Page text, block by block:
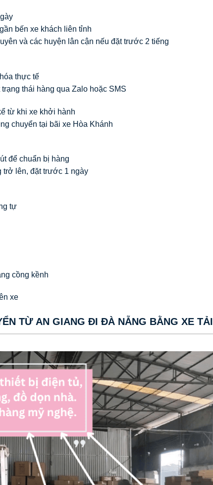
bến xe khách liên tỉnh
và các huyện lân cận nếu đặt trước 2 tiếng
thực tế
thái hàng qua Zalo hoặc SMS
từ khi xe khởi hành
chuyển tại bãi xe Hòa Khánh
để chuẩn bị hàng
trở lên, đặt trước 1 ngày
tự
cồng kềnh
xe
TỪ AN GIANG ĐI ĐÀ NẴNG BẰNG XE TẢI